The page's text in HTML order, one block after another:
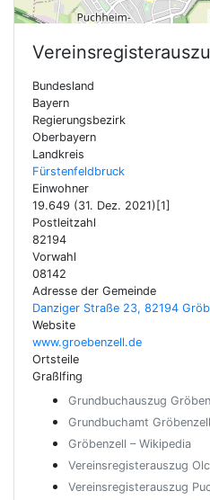
Bundesland
Bayern
Regierungsbezirk
Oberbayern
Landkreis
Fürstenfeldbruck
Einwohner
19.649 (31. Dez. 2021)[1]
Postleitzahl
82194
Vorwahl
08142
Adresse der Gemeinde
Danziger Straße 23, 82194
Website
www.groebenzell.de
Ortsteile
Graßlfing
Grundbuchauszug
Grundbuchamt Gröbenzell
Gröbenzell – Wikipedia
Vereinsregisterauszug
Vereinsregisterauszug